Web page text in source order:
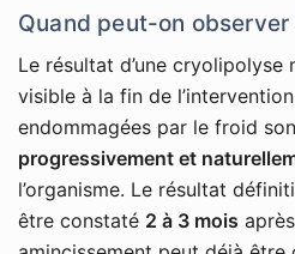
Quand peut-on
Le résultat d’une cryolipolyse
visible à la fin de
endommagées par le froid
progressivement et
l’organisme. Le résultat
être constaté 2 à 3 mois